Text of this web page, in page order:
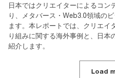
日本ではクリエイターによるコン
り、メタバース・Web3.0領域の
ます。本レポートでは、クリエイ
り組みに関する海外事例と、日本
紹介します。
Load